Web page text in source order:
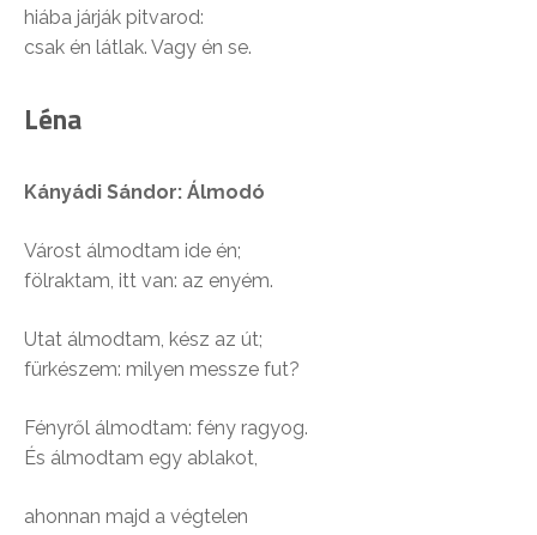
hiába járják pitvarod:
csak én látlak. Vagy én se.
Léna
Kányádi Sándor: Álmodó
Várost álmodtam ide én;
fölraktam, itt van: az enyém.
Utat álmodtam, kész az út;
fürkészem: milyen messze fut?
Fényről álmodtam: fény ragyog.
És álmodtam egy ablakot,
ahonnan majd a végtelen